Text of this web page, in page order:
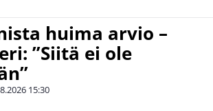
huima arvio –
”Siitä ei ole
15:30